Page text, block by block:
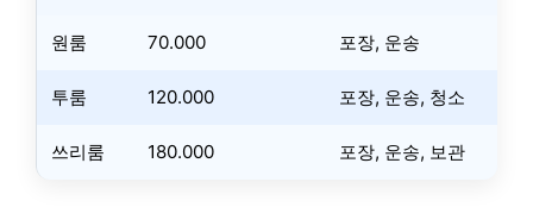
원룸 70.000 포장, 운송
투룸 120.000 포장, 운송, 청소
쓰리룸 180.000 포장, 운송, 보관